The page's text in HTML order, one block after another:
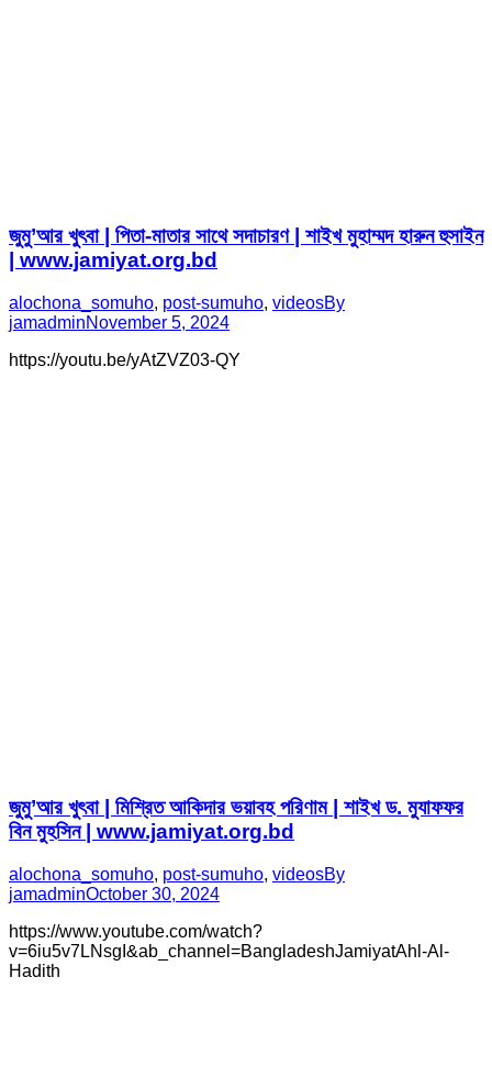
জুমু’আর খুৎবা | পিতা-মাতার সাথে সদাচারণ | শাইখ মুহাম্মদ হারুন হুসাইন
| www.jamiyat.org.bd
alochona_somuho, post-sumuho, videosBy
jamadminNovember 5, 2024
https://youtu.be/yAtZVZ03-QY
জুমু’আর খুৎবা | মিশ্রিত আকিদার ভয়াবহ পরিণাম | শাইখ ড. মুযাফফর
বিন মুহসিন | www.jamiyat.org.bd
alochona_somuho, post-sumuho, videosBy
jamadminOctober 30, 2024
https://www.youtube.com/watch?
v=6iu5v7LNsgI&ab_channel=BangladeshJamiyatAhl-Al-
Hadith